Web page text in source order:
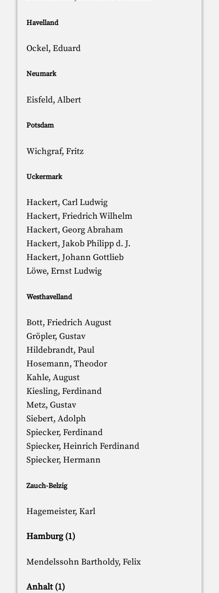
Havelland
Ockel, Eduard
Neumark
Eisfeld, Albert
Potsdam
Wichgraf, Fritz
Uckermark
Hackert, Carl Ludwig
Hackert, Friedrich Wilhelm
Hackert, Georg Abraham
Hackert, Jakob Philipp d. J.
Hackert, Johann Gottlieb
Löwe, Ernst Ludwig
Westhavelland
Bott, Friedrich August
Gröpler, Gustav
Hildebrandt, Paul
Hosemann, Theodor
Kahle, August
Kiesling, Ferdinand
Metz, Gustav
Siebert, Adolph
Spiecker, Ferdinand
Spiecker, Heinrich Ferdinand
Spiecker, Hermann
Zauch-Belzig
Hagemeister, Karl
Hamburg (1)
Mendelssohn Bartholdy, Felix
Anhalt (1)